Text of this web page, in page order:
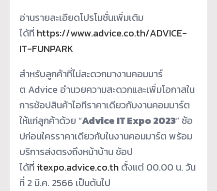
อ่านรายละเอียดโปรโมชั่นเพิ่มเติม
ได้ที่ https://www.advice.co.th/ADVICE-
IT-FUNPARK
สำหรับลูกค้าที่ไม่สะดวกมางานคอมมาร์
ต Advice อำนวยความสะดวกและเพิ่มโอกาสใน
การช้อปสินค้าไอทีราคาเดียวกับงานคอมมาร์ต
ให้แก่ลูกค้าด้วย “Advice IT Expo 2023” ช้อ
ปก่อนใครราคาเดียวกับในงานคอมมาร์ต พร้อม
บริการส่งตรงถึงหน้าบ้าน ช้อป
ได้ที่itexpo.advice.co.th ตั้งแต่ 00.00 น. วัน
ที่ 2 มี.ค. 2566 เป็นต้นไป